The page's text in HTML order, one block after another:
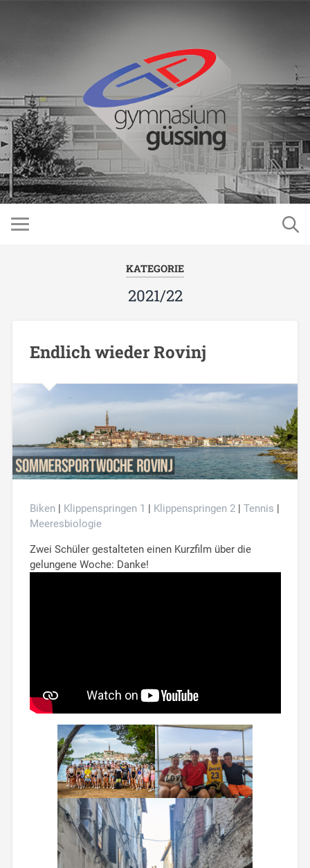
KATEGORIE
2021/22
Endlich wieder Rovinj
Biken| Klippenspringen 1 | Klippenspringen 2| Tennis |
Meeresbiologie
Zwei Schüler gestalteten einen Kurzfilm über die
gelungene Woche: Danke!